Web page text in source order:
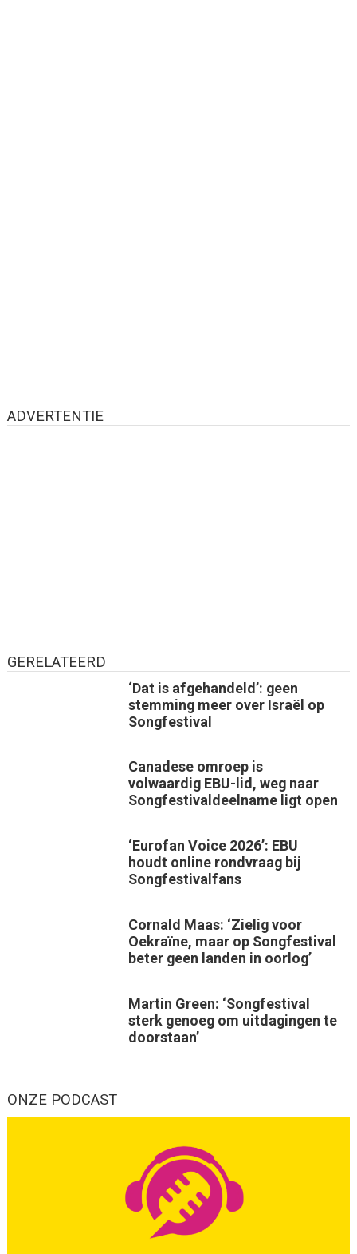
ADVERTENTIE
GERELATEERD
‘Dat is afgehandeld’: geen
stemming meer over Israël op
Songfestival
Canadese omroep is
volwaardig EBU-lid, weg naar
Songfestivaldeelname ligt open
‘Eurofan Voice 2026’: EBU
houdt online rondvraag bij
Songfestivalfans
Cornald Maas: ‘Zielig voor
Oekraïne, maar op Songfestival
beter geen landen in oorlog’
Martin Green: ‘Songfestival
sterk genoeg om uitdagingen te
doorstaan’
ONZE PODCAST